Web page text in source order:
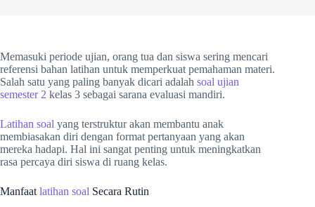
Memasuki periode ujian, orang tua dan siswa sering mencari
referensi bahan latihan untuk memperkuat pemahaman materi.
Salah satu yang paling banyak dicari adalah soal ujian
semester 2 kelas 3 sebagai sarana evaluasi mandiri.
Latihan soal yang terstruktur akan membantu anak
membiasakan diri dengan format pertanyaan yang akan
mereka hadapi. Hal ini sangat penting untuk meningkatkan
rasa percaya diri siswa di ruang kelas.
Manfaat latihan soal Secara Rutin